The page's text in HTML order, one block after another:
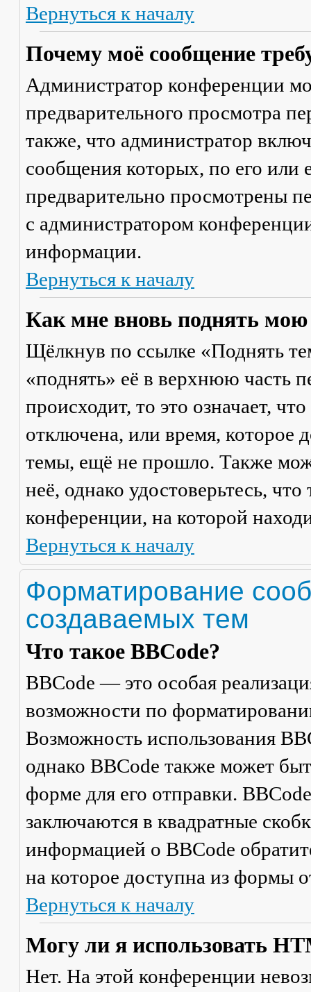
Вернуться к началу
Почему моё сообщение
Администратор конференции
предварительного просмотра
также, что администратор
сообщения которых, по его
предварительно просмотрены
с администратором
информации.
Вернуться к началу
Как мне вновь поднять мою
Щёлкнув по ссылке «Поднять
«поднять» её в верхнюю часть
происходит, то это означает,
отключена, или время, которое
темы, ещё не прошло. Также
неё, однако удостоверьтесь,
конференции, на которой
Вернуться к началу
Форматирование
создаваемых тем
Что такое BBCode?
BBCode — это особая
возможности по
Возможность использования
однако BBCode также может
форме для его отправки.
заключаются в квадратные
информацией о BBCode
на которое доступна из формы
Вернуться к началу
Могу ли я использовать
Нет. На этой конференции